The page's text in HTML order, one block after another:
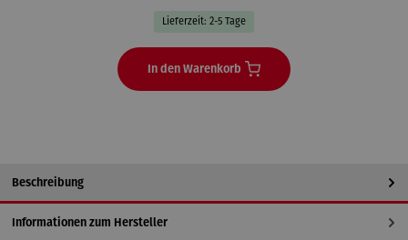
Lieferzeit: 2-5 Tage
In den Warenkorb
Beschreibung
Informationen zum Hersteller